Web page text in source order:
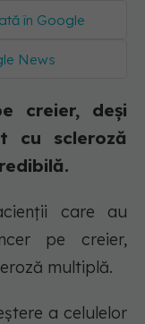
în Google
News
creier, deși
cu scleroză
care au
pe creier,
multiplă.
a celulelor